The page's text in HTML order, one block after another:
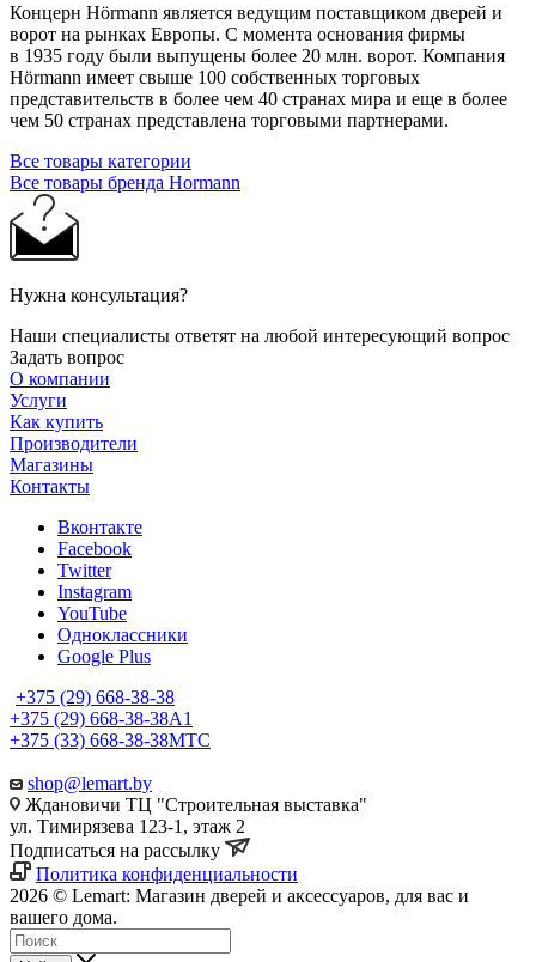
Концерн Hörmann является ведущим поставщиком дверей и
ворот на рынках Европы. С момента основания фирмы
в 1935 году были выпущены более 20 млн. ворот. Компания
Hörmann имеет свыше 100 собственных торговых
представительств в более чем 40 странах мира и еще в более
чем 50 странах представлена торговыми партнерами.
Все товары категории
Все товары бренда Hormann
Нужна консультация?
Наши специалисты ответят на любой интересующий вопрос
Задать вопрос
О компании
Услуги
Как купить
Производители
Магазины
Контакты
Вконтакте
Facebook
Twitter
Instagram
YouTube
Одноклассники
Google Plus
+375 (29) 668-38-38
+375 (29) 668-38-38A1
+375 (33) 668-38-38МТС
shop@lemart.by
Ждановичи ТЦ "Строительная выставка"
ул. Тимирязева 123-1, этаж 2
Подписаться на рассылку
Политика конфиденциальности
2026 © Lemart: Магазин дверей и аксессуаров, для вас и
вашего дома.